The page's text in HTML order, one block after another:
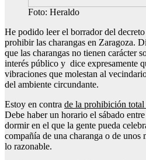
Foto: Heraldo
He podido leer el borrador del
prohibir las charangas en Zaragoza.
que las charangas no tienen carácter
interés público y dice expresamente
vibraciones que molestan al
del ambiente circundante.
Estoy en contra de la prohibición total
Debe haber un horario el sábado
dormir en el que la gente pueda
compañía de una charanga o de unos
lo razonable.